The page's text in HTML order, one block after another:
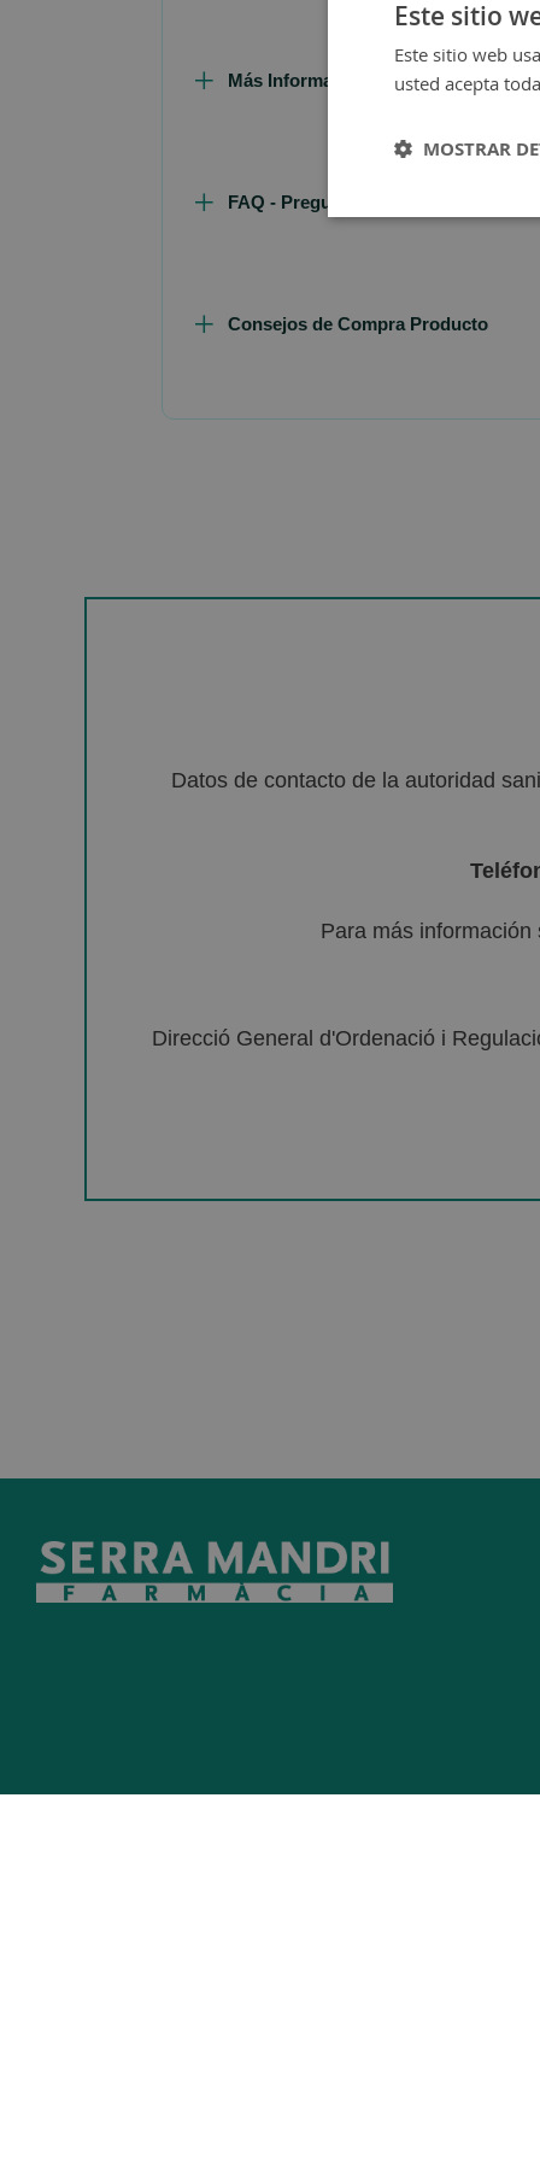
Más Información
FAQ - Preguntas y Respuestas
Consejos de Compra Producto
Datos de contacto de la autoridad
Para más
Direcció General d'Ordenació i
Este sitio
Este sitio web
usted acepta
MOSTRAR